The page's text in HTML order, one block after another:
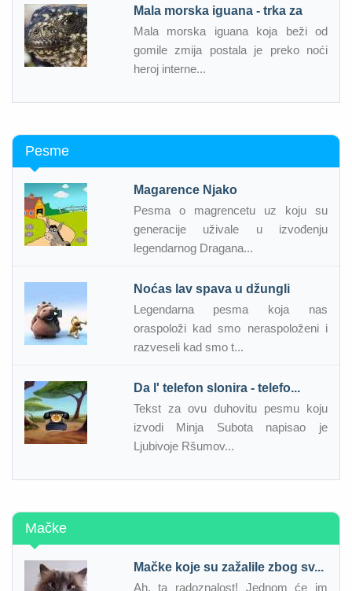
Mala morska iguana - trka za
Mala morska iguana koja beži od
gomile zmija postala je preko noći
heroj interne...
Pesme
Magarence Njako
Pesma o magrencetu uz koju su
generacije uživale u izvođenju
legendarnog Dragana...
Noćas lav spava u džungli
Legendarna pesma koja nas
oraspoloži kad smo neraspoloženi i
razveseli kad smo t...
Da l' telefon slonira - telefo...
Tekst za ovu duhovitu pesmu koju
izvodi Minja Subota napisao je
Ljubivoje Ršumov...
Mačke
Mačke koje su zažalile zbog sv...
Ah, ta radoznalost! Jednom će im